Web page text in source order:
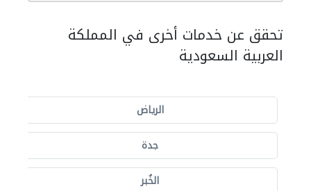
تحقق عن خدمات أخرى في المملكة
العربية السعودية
الرياض
جدة
الخُبر